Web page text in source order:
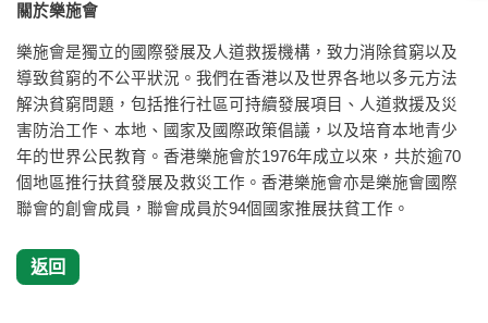
關於樂施會
樂施會是獨立的國際發展及人道救援機構，致力消除貧窮以及
導致貧窮的不公平狀況。我們在香港以及世界各地以多元方法
解決貧窮問題，包括推行社區可持續發展項目、人道救援及災
害防治工作、本地、國家及國際政策倡議，以及培育本地青少
年的世界公民教育。香港樂施會於1976年成立以來，共於逾70
個地區推行扶貧發展及救災工作。香港樂施會亦是樂施會國際
聯會的創會成員，聯會成員於94個國家推展扶貧工作。
返回